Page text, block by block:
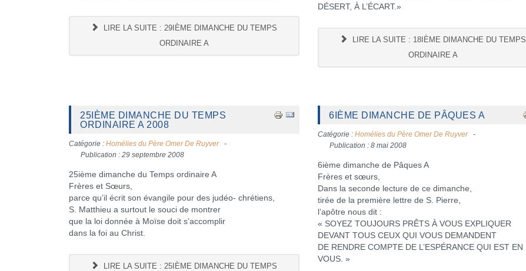
LIRE LA SUITE : 29IÈME DIMANCHE DU TEMPS
ORDINAIRE A
DÉSERT, À L’ÉCART.»
LIRE LA SUITE : 18IÈME DIMANCHE DU TEMPS
ORDINAIRE A
25IÈME DIMANCHE DU TEMPS
ORDINAIRE A 2008
Catégorie : Homélies du Père Omer De Ruyver
Publication : 29 septembre 2008
25ième dimanche du Temps ordinaire A
Frères et Sœurs,
parce qu’il écrit son évangile pour des judéo- chrétiens,
S. Matthieu a surtout le souci de montrer
que la loi donnée à Moïse doit s’accomplir
dans la foi au Christ.
LIRE LA SUITE : 25IÈME DIMANCHE DU TEMPS
6IÈME DIMANCHE DE PÂQUES A
Catégorie :Homélies du Père Omer De Ruyver
Publication : 8 mai 2008
6ième dimanche de Pâques A
Frères et sœurs,
Dans la seconde lecture de ce dimanche,
tirée de la première lettre de S. Pierre,
l’apôtre nous dit :
« SOYEZ TOUJOURS PRÊTS À VOUS EXPLIQUER
DEVANT TOUS CEUX QUI VOUS DEMANDENT
DE RENDRE COMPTE DE L’ESPÉRANCE QUI EST EN
VOUS. »